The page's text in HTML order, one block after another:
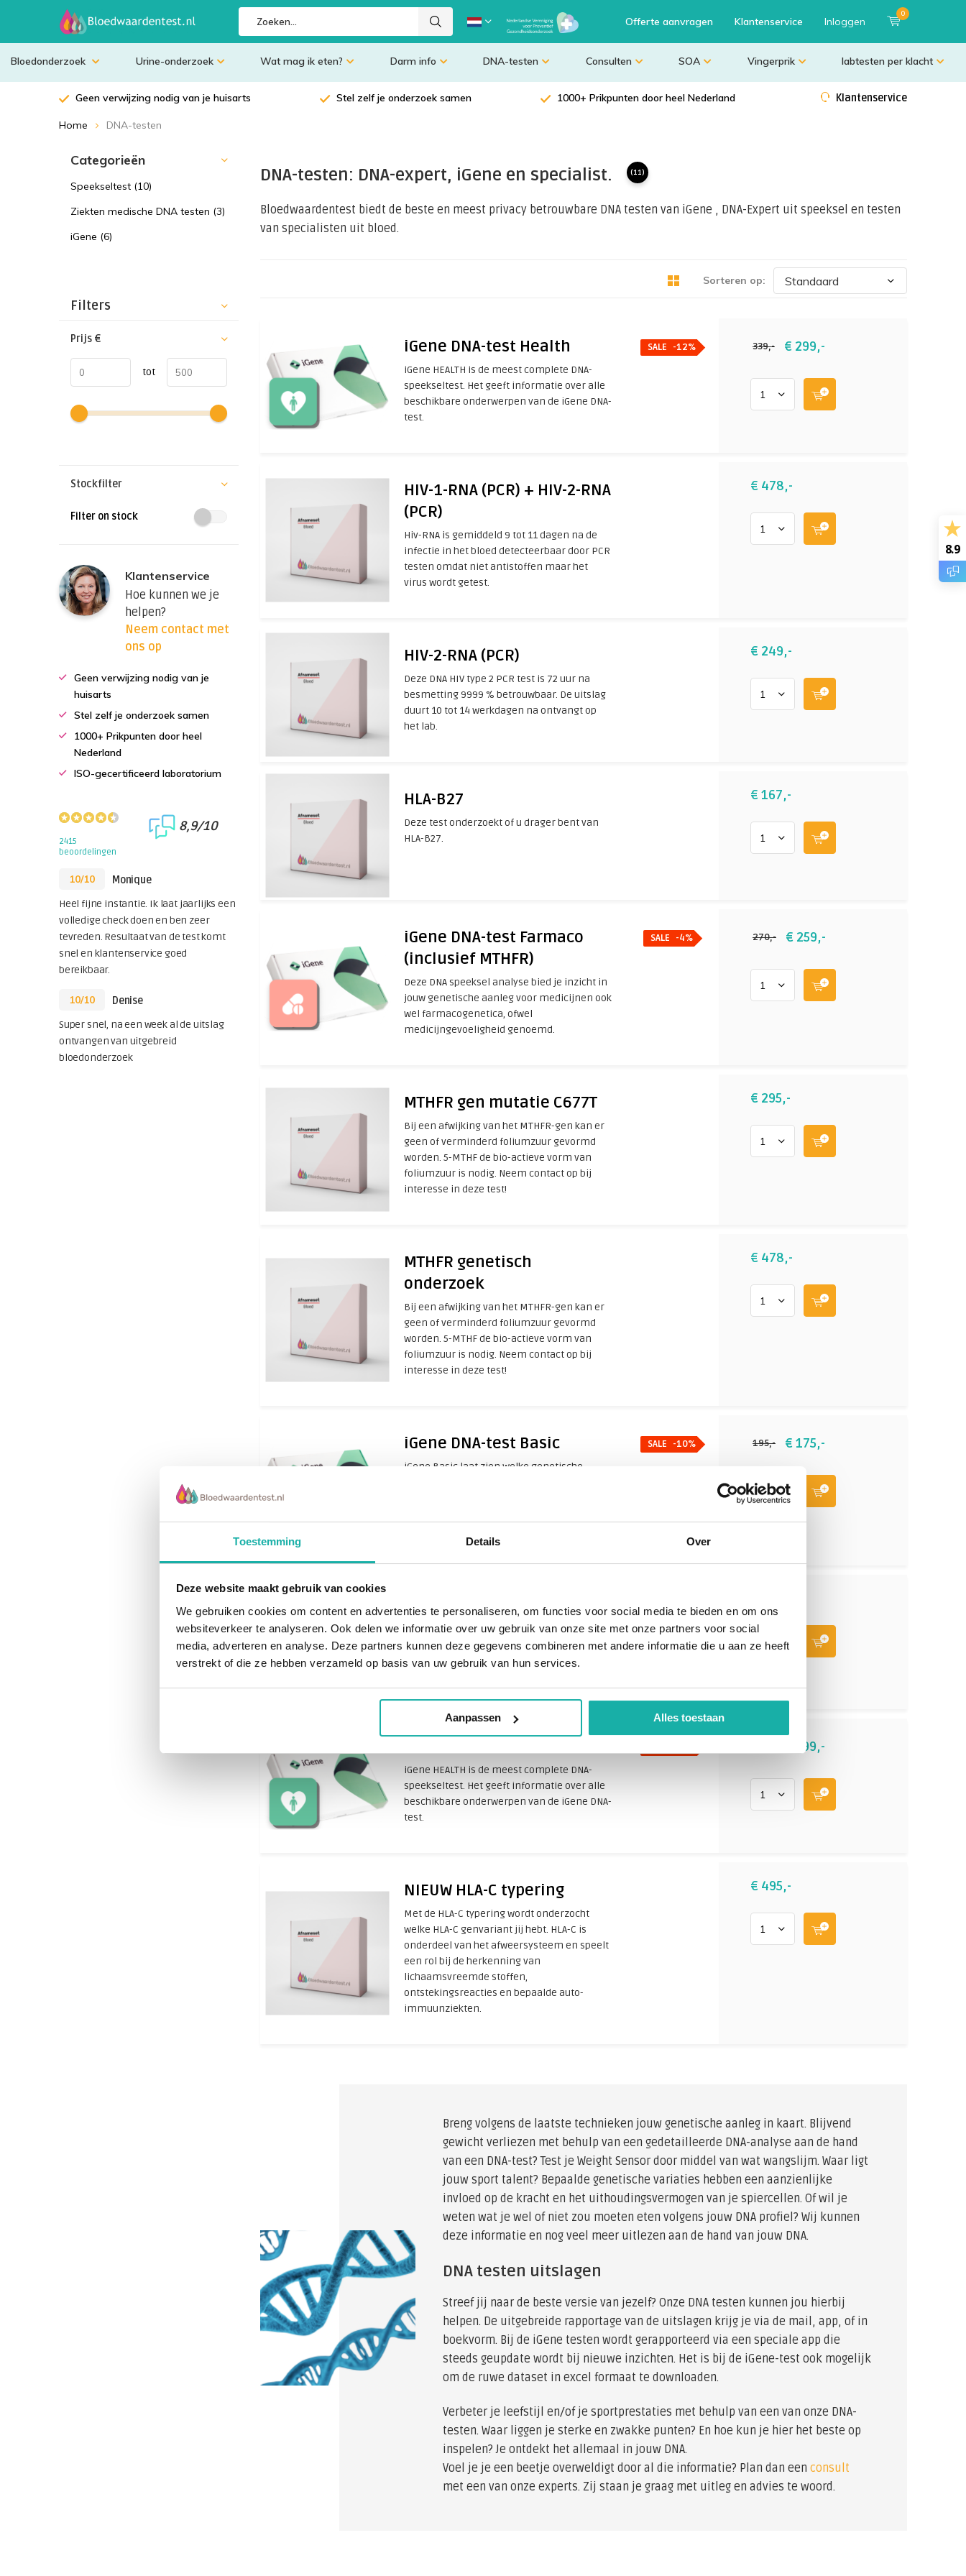
Toestemming Details Over
Deze website maakt gebruik van cookies
We gebruiken cookies om content en advertenties te personaliseren, om functies voor social media te bieden en om ons
websiteverkeer te analyseren. Ook delen we informatie over uw gebruik van onze site met onze partners voor social
media, adverteren en analyse. Deze partners kunnen deze gegevens combineren met andere informatie die u aan ze heeft
verstrekt of die ze hebben verzameld op basis van uw gebruik van hun services.
Aanpassen Alles toestaan
Offerte aanvragen Klantenservice Inloggen
0
Bloedonderzoek Urine-onderzoek Wat mag ik eten? Darm info DNA-testen Consulten SOA Vingerprik labtesten per klacht
Geen verwijzing nodig van je huisarts Stel zelf je onderzoek samen 1000+ Prikpunten door heel Nederland Klantenservice
Home DNA-testen
DNA-testen: DNA-expert, iGene en specialist. (11)
Bloedwaardentest biedt de beste en meest privacy betrouwbare DNA testen van iGene , DNA-Expert uit speeksel en testen
van specialisten uit bloed.
Sorteren op:
iGene DNA-test Health
iGene HEALTH is de meest complete DNA-
speekseltest. Het geeft informatie over alle
beschikbare onderwerpen van de iGene DNA-
test.
339,- € 299,-
-12%
SALE
HIV-1-RNA (PCR) + HIV-2-RNA
(PCR)
Hiv-RNA is gemiddeld 9 tot 11 dagen na de
infectie in het bloed detecteerbaar door PCR
testen omdat niet antistoffen maar het
virus wordt getest.
€ 478,-
HIV-2-RNA (PCR)
Deze DNA HIV type 2 PCR test is 72 uur na
besmetting 9999 % betrouwbaar. De uitslag
duurt 10 tot 14 werkdagen na ontvangt op
het lab.
€ 249,-
HLA-B27
Deze test onderzoekt of u drager bent van
HLA-B27.
€ 167,-
iGene DNA-test Farmaco
(inclusief MTHFR)
Deze DNA speeksel analyse bied je inzicht in
jouw genetische aanleg voor medicijnen ook
wel farmacogenetica, ofwel
medicijngevoeligheid genoemd.
270,- € 259,-
-4%
SALE
MTHFR gen mutatie C677T
Bij een afwijking van het MTHFR-gen kan er
geen of verminderd foliumzuur gevormd
worden. 5-MTHF de bio-actieve vorm van
foliumzuur is nodig. Neem contact op bij
interesse in deze test!
€ 295,-
MTHFR genetisch
onderzoek
Bij een afwijking van het MTHFR-gen kan er
geen of verminderd foliumzuur gevormd
worden. 5-MTHF de bio-actieve vorm van
foliumzuur is nodig. Neem contact op bij
interesse in deze test!
€ 478,-
iGene DNA-test Basic
iGene Basic laat zien welke genetische
195,- € 175,-
-10%
SALE
HLA-B51
HLA-B51 (PCR) 270 ml EDTA bloed +
toestemmingsverklaring. Deze test wordt
gedaan bij een klinische indicatie voor het
iGene HEALTH is de meest complete DNA-
speekseltest. Het geeft informatie over alle
beschikbare onderwerpen van de iGene DNA-
test.
€ 299,-
NIEUW HLA-C typering
Met de HLA-C typering wordt onderzocht
welke HLA-C genvariant jij hebt. HLA-C is
onderdeel van het afweersysteem en speelt
een rol bij de herkenning van
lichaamsvreemde stoffen,
ontstekingsreacties en bepaalde auto-
immuunziekten.
€ 495,-
Breng volgens de laatste technieken jouw genetische aanleg in kaart. Blijvend
gewicht verliezen met behulp van een gedetailleerde DNA-analyse aan de hand
van een DNA-test? Test je Weight Sensor door middel van wat wangslijm. Waar ligt
jouw sport talent? Bepaalde genetische variaties hebben een aanzienlijke
invloed op de kracht en het uithoudingsvermogen van je spiercellen. Of wil je
weten wat je wel of niet zou moeten eten volgens jouw DNA profiel? Wij kunnen
deze informatie en nog veel meer uitlezen aan de hand van jouw DNA.
DNA testen uitslagen
Streef jij naar de beste versie van jezelf? Onze DNA testen kunnen jou hierbij
helpen. De uitgebreide rapportage van de uitslagen krijg je via de mail, app, of in
boekvorm. Bij de iGene testen wordt gerapporteerd via een speciale app die
steeds geupdate wordt bij nieuwe inzichten. Het is bij de iGene-test ook mogelijk
om de ruwe dataset in excel formaat te downloaden.
Verbeter je leefstijl en/of je sportprestaties met behulp van een van onze DNA-
testen. Waar liggen je sterke en zwakke punten? En hoe kun je hier het beste op
inspelen? Je ontdekt het allemaal in jouw DNA.
Voel je je een beetje overweldigt door al die informatie? Plan dan een consult
met een van onze experts. Zij staan je graag met uitleg en advies te woord.
Categorieën
Speekseltest (10)
Ziekten medische DNA testen (3)
iGene (6)
Sorteren op:
Filters
Prijs €
tot
Stockfilter
Filter on stock
Klantenservice
Hoe kunnen we je
helpen?
Neem contact met
ons op
Geen verwijzing nodig van je
huisarts
Stel zelf je onderzoek samen
1000+ Prikpunten door heel
Nederland
ISO-gecertificeerd laboratorium
2415
beoordelingen
8,9/10
10/10
Monique
Heel fijne instantie. Ik laat jaarlijks een
volledige check doen en ben zeer
tevreden. Resultaat van de test komt
snel en klantenservice goed
bereikbaar.
10/10
Denise
Super snel, na een week al de uitslag
ontvangen van uitgebreid
bloedonderzoek
8.9